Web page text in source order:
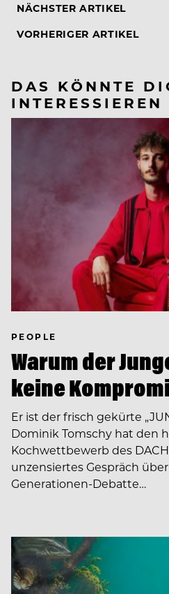
NÄCHSTER ARTIKEL
VORHERIGER ARTIKEL
DAS KÖNNTE
INTERESSIEREN
PEOPLE
Warum der
keine
Er ist der frisch gekürte
Dominik Tomschy hat den
Kochwettbewerb des
unzensiertes Gespräch
Generationen-Debatte…